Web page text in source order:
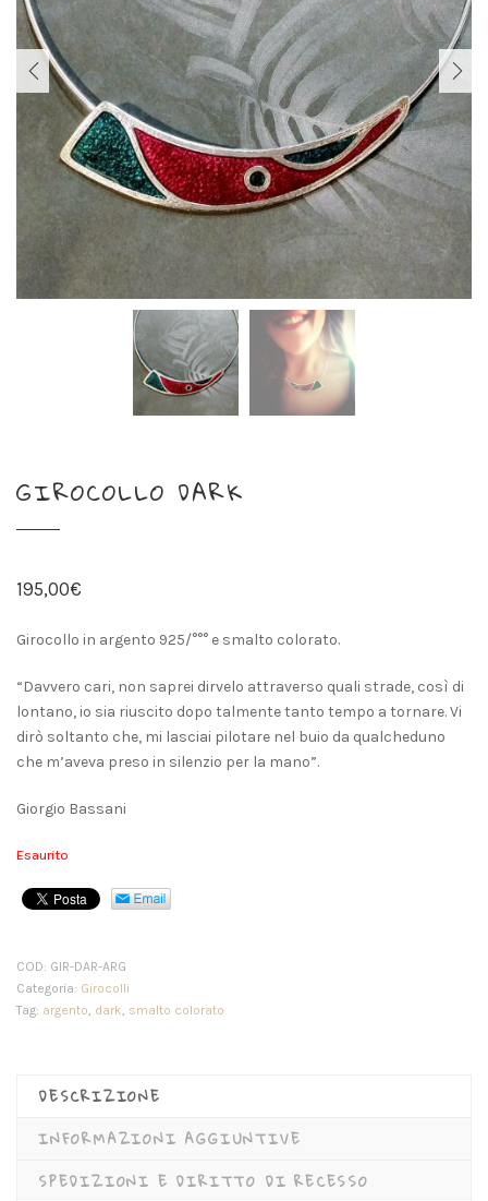
PREVIOUS NEXT
GIROCOLLO DARK
195,00€
Girocollo in argento 925/°°° e smalto colorato.
“Davvero cari, non saprei dirvelo attraverso quali strade, così di
lontano, io sia riuscito dopo talmente tanto tempo a tornare. Vi
dirò soltanto che, mi lasciai pilotare nel buio da qualcheduno
che m’aveva preso in silenzio per la mano”.
Giorgio Bassani
Esaurito
COD: GIR-DAR-ARG
Categoria: Girocolli
Tag: argento dark smalto colorato
DESCRIZIONE
INFORMAZIONI AGGIUNTIVE
SPEDIZIONI E DIRITTO DI RECESSO